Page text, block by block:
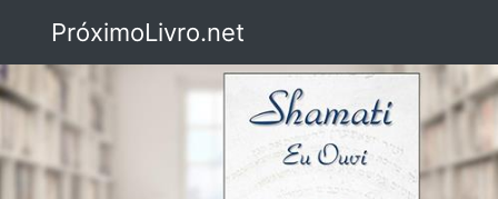
PróximoLivro.net